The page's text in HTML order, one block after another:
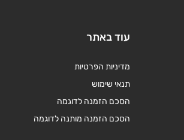
עוד באתר
מדיניות הפרטיות
תנאי שימוש
הסכם הזמנה לדוגמה
הסכם הזמנה מותנה לדוגמה